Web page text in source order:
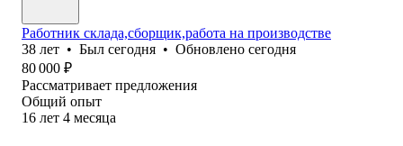
Работник склада,сборщик,работа на производстве
38 лет • Был сегодня • Обновлено сегодня
80 000 ₽
Рассматривает предложения
Общий опыт
16 лет 4 месяца